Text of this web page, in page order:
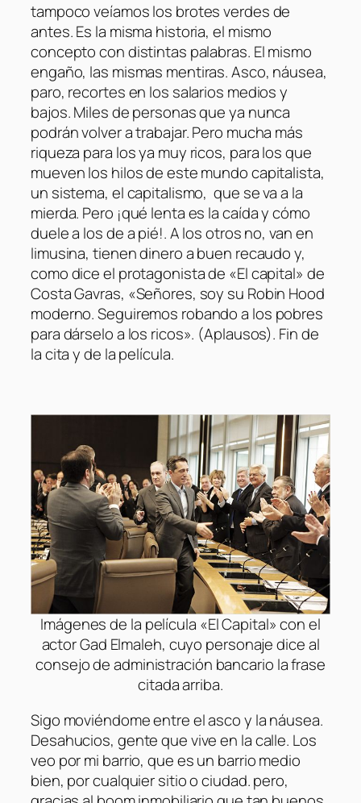
tampoco veíamos los brotes verdes de
antes. Es la misma historia, el mismo
concepto con distintas palabras. El mismo
engaño, las mismas mentiras. Asco, náusea,
paro, recortes en los salarios medios y
bajos. Miles de personas que ya nunca
podrán volver a trabajar. Pero mucha más
riqueza para los ya muy ricos, para los que
mueven los hilos de este mundo capitalista,
un sistema, el capitalismo, que se va a la
mierda. Pero ¡qué lenta es la caída y cómo
duele a los de a pié!. A los otros no, van en
limusina, tienen dinero a buen recaudo y,
como dice el protagonista de «El capital» de
Costa Gavras, «Señores, soy su Robin Hood
moderno. Seguiremos robando a los pobres
para dárselo a los ricos». (Aplausos). Fin de
la cita y de la película.
Imágenes de la película «El Capital» con el
actor Gad Elmaleh, cuyo personaje dice al
consejo de administración bancario la frase
citada arriba.
Sigo moviéndome entre el asco y la náusea.
Desahucios, gente que vive en la calle. Los
veo por mi barrio, que es un barrio medio
bien, por cualquier sitio o ciudad. pero,